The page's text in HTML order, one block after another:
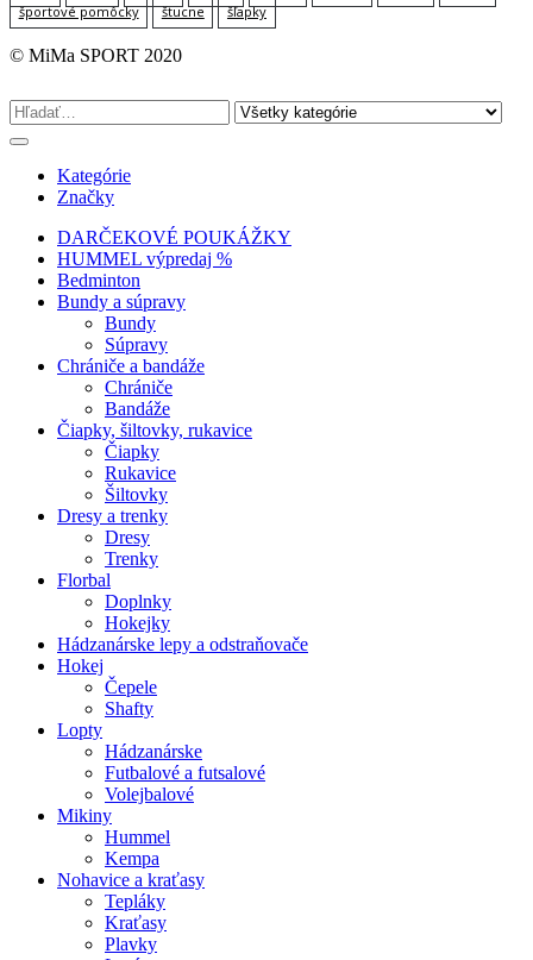
športové pomôcky
štucne šľapky
© MiMa SPORT 2020
Kategórie
Značky
DARČEKOVÉ POUKÁŽKY
HUMMEL výpredaj %
Bedminton
Bundy a súpravy
Bundy
Súpravy
Chrániče a bandáže
Chrániče
Bandáže
Čiapky, šiltovky, rukavice
Čiapky
Rukavice
Šiltovky
Dresy a trenky
Dresy
Trenky
Florbal
Doplnky
Hokejky
Hádzanárske lepy a odstraňovače
Hokej
Čepele
Shafty
Lopty
Hádzanárske
Futbalové a futsalové
Volejbalové
Mikiny
Hummel
Kempa
Nohavice a kraťasy
Tepláky
Kraťasy
Plavky